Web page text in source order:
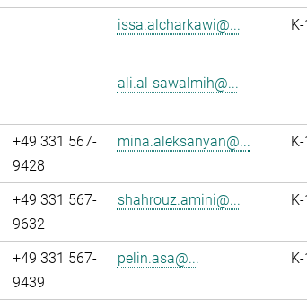
issa.alcharkawi@...
ali.al-sawalmih@...
+49 331 567-
9428
mina.aleksanyan@...
+49 331 567-
9632
shahrouz.amini@...
+49 331 567-
9439
pelin.asa@...